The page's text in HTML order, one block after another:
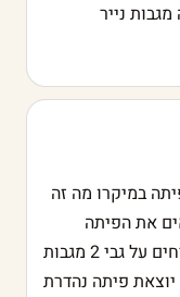
נייר
במיקרו מה זה
את הפיתה
מהמקפיא מכנסים למיקרו מניחים על גבי 2 מגבות
לדקה ו10 שניות יוצאת פיתה נהדרת